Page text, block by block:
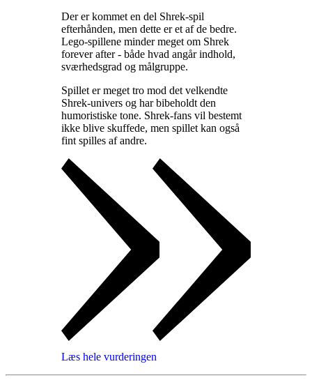
Der er kommet en del Shrek-spil
efterhånden, men dette er et af de bedre.
Lego-spillene minder meget om Shrek
forever after - både hvad angår indhold,
sværhedsgrad og målgruppe.
Spillet er meget tro mod det velkendte
Shrek-univers og har bibeholdt den
humoristiske tone. Shrek-fans vil bestemt
ikke blive skuffede, men spillet kan også
fint spilles af andre.
Læs hele vurderingen